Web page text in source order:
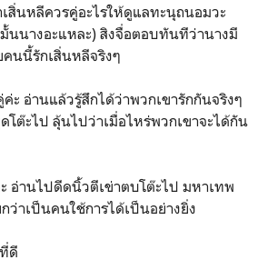
สิ่นหลีควรคู่อะไรให้ดูแลทะนุถนอมวะ
นางอะแหละ) สิงจื่อตอบทันทีว่านางมี
คนนี้รักเสิ่นหลีจริงๆ
ะ อ่านแล้วรู้สึกได้ว่าพวกเขารักกันจริงๆ
โต๊ะไป ลุ้นไปว่าเมื่อไหร่พวกเขาจะได้กัน
อ่านไปดีดนิ้วตีเข่าตบโต๊ะไป มหาเทพ
ว่าเป็นคนใช้การได้เป็นอย่างยิ่ง
ดี